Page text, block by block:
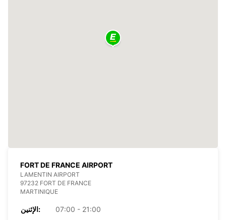
FORT DE FRANCE AIRPORT
LAMENTIN AIRPORT
97232 FORT DE FRANCE
MARTINIQUE
الإثنين:
07:00 - 21:00